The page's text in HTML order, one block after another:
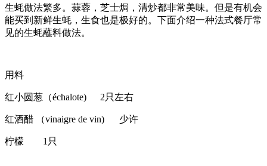
生蚝做法繁多。蒜蓉，芝士焗，清炒都非常美味。但是有机会
能买到新鲜生蚝，生食也是极好的。下面介绍一种法式餐厅常
见的生蚝蘸料做法。
用料
红小圆葱（échalote) 2只左右
红酒醋 （vinaigre de vin) 少许
柠檬 1只